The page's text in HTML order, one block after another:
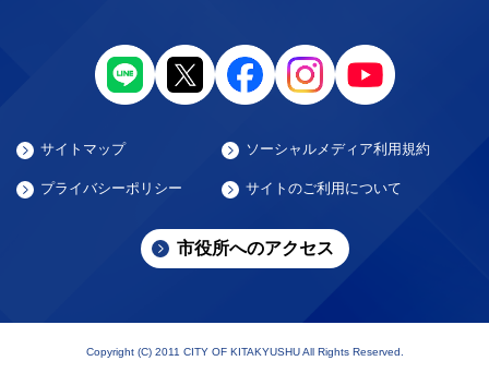
サイトマップ ソーシャルメディア利用規約
プライバシーポリシー サイトのご利用について
市役所へのアクセス
Copyright (C) 2011 CITY OF KITAKYUSHU All Rights Reserved.